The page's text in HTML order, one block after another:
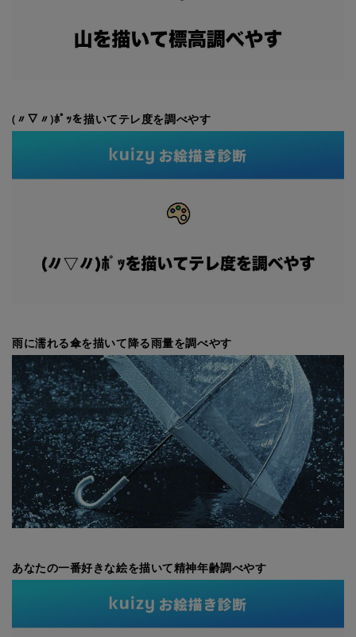
(〃▽〃)ﾎﾟｯを描いてテレ度を調べやす
雨に濡れる傘を描いて降る雨量を調べやす
あなたの一番好きな絵を描いて精神年齢調べやす